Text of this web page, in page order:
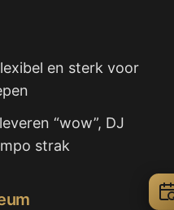
en sterk voor
“wow”, DJ
strak